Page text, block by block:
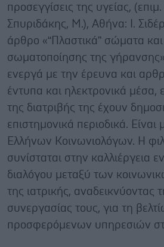
προσεγγίσεις της υγείας,
Σπυριδάκης, Μ.), Αθήνα: Ι.
άρθρο «“Πλαστικά” σώματα
σωματοποίησης της
ενεργά με την έρευνα και
έντυπα και ηλεκτρονικά
της διατριβής της έχουν
επιστημονικά περιοδικά.
Ελλήνων Κοινωνιολόγων. Η
συνίσταται στην καλλιέργεια
διαλόγου μεταξύ των
της ιατρικής, αναδεικνύοντας
συνεργασίας τους, για τη
προσφερόμενων υπηρεσιών